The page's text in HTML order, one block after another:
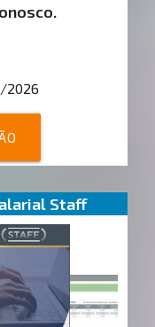
2026
Staff